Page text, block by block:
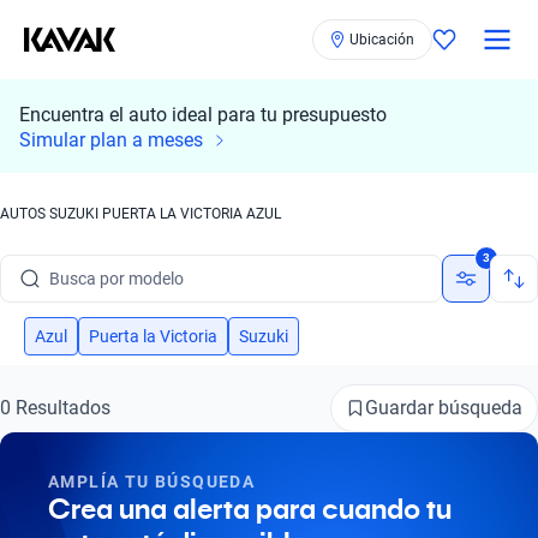
Ubicación
Encuentra el auto ideal para tu presupuesto
Simular plan a meses
AUTOS SUZUKI PUERTA LA VICTORIA AZUL
Busca por modelo
Busca por versión
Busca por marca
Busca por modelo
3
Azul Puerta la Victoria Suzuki
0 Resultados Guardar búsqueda
AMPLÍA TU BÚSQUEDA
Crea una alerta para cuando tu